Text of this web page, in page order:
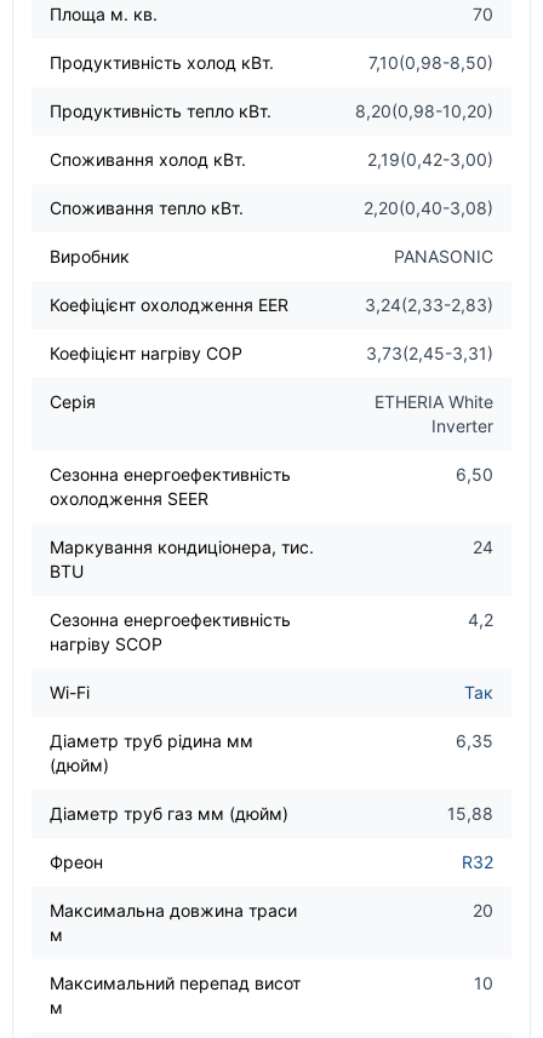
Площа м. кв. 70
Продуктивність холод кВт. 7,10(0,98-8,50)
Продуктивність тепло кВт. 8,20(0,98-10,20)
Споживання холод кВт. 2,19(0,42-3,00)
Споживання тепло кВт. 2,20(0,40-3,08)
Виробник PANASONIC
Коефіцієнт охолодження EER 3,24(2,33-2,83)
Коефіцієнт нагріву COP 3,73(2,45-3,31)
Серія
ETHERIA White
Inverter
Сезонна енергоефективність
охолодження SEER
6,50
Маркування кондиціонера, тис.
BTU
24
Сезонна енергоефективність
нагріву SCOP
4,2
Wi-Fi Так
Діаметр труб рідина мм
(дюйм)
6,35
Діаметр труб газ мм (дюйм) 15,88
Фреон R32
Максимальна довжина траси
м
20
Максимальний перепад висот
м
10